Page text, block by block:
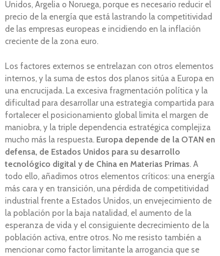
Unidos, Argelia o Noruega, porque es necesario reducir el
precio de la energía que está lastrando la competitividad
de las empresas europeas e incidiendo en la inflación
creciente de la zona euro.
Los factores externos se entrelazan con otros elementos
internos, y la suma de estos dos planos sitúa a Europa en
una encrucijada. La excesiva fragmentación política y la
dificultad para desarrollar una estrategia compartida para
fortalecer el posicionamiento global limita el margen de
maniobra, y la triple dependencia estratégica complejiza
mucho más la respuesta. Europa depende de la OTAN en
defensa, de Estados Unidos para su desarrollo
tecnológico digital y de China en Materias Primas. A
todo ello, añadimos otros elementos críticos: una energía
más cara y en transición, una pérdida de competitividad
industrial frente a Estados Unidos, un envejecimiento de
la población por la baja natalidad, el aumento de la
esperanza de vida y el consiguiente decrecimiento de la
población activa, entre otros. No me resisto también a
mencionar como factor limitante la arrogancia que se